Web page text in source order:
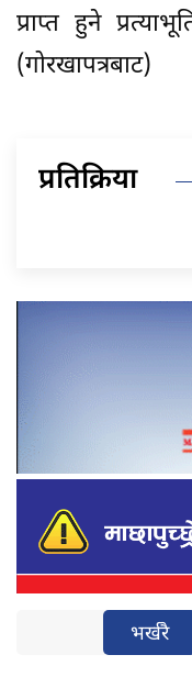
प्राप्त हुने
(गोरखापत्रबाट)
प्रतिक्रिया
भर्खरै